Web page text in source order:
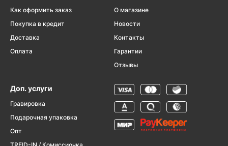
Как оформить заказ
Покупка в кредит
Доставка
Оплата
О магазине
Новости
Контакты
Гарантии
Отзывы
Доп. услуги
Гравировка
Подарочная упаковка
Опт